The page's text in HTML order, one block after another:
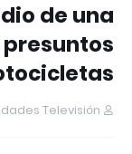
de una
Televisión